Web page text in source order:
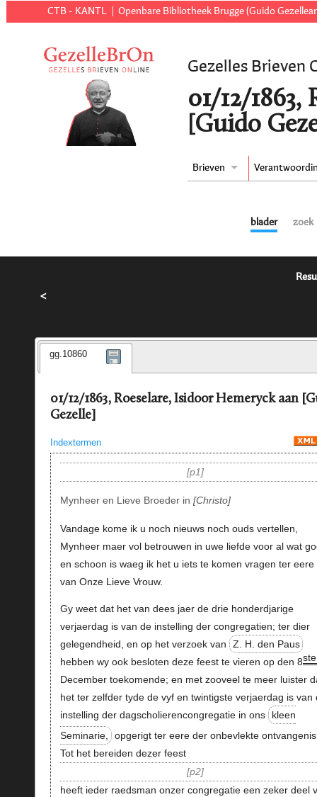
CTB - KANTL Openbare Bibliotheek Brugge (Guido
Gezelles Brieven
01/12/
[Guido
Brieven
blader zoek
<
gg.10860
01/12/1863, Roeselare, Isidoor Hemeryck aan
Gezelle]
Indextermen
p1
Mynheer en Lieve Broeder in Christo
Vandage kome ik u noch nieuws noch ouds vertellen,
Mynheer maer vol betrouwen in uwe liefde voor al wat
en schoon is waeg ik het u iets te komen vragen ter eere
van Onze Lieve Vrouw.
Gy weet dat het van dees jaer de drie honderdjarige
verjaerdag is van de instelling der congregatien; ter dier
gelegendheid, en op het verzoek van
Z. H. den Paus
hebben wy ook besloten deze feest te vieren op den 8
December toekomende; en met zooveel te meer luister
het ter zelfder tyde de vyf en twintigste verjaerdag is van
instelling der dagscholierencongregatie in ons
kleen
Seminarie, opgerigt ter eere der onbevlekte ontvangenis
Tot het bereiden dezer feest
p2
heeft ieder raedsman onzer congregatie een zeker deel